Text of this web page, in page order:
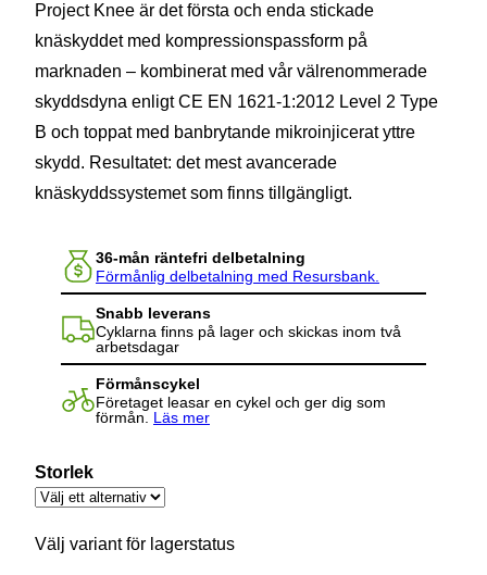
Project Knee är det första och enda stickade
knäskyddet med kompressionspassform på
marknaden – kombinerat med vår välrenommerade
skyddsdyna enligt CE EN 1621-1:2012 Level 2 Type
B och toppat med banbrytande mikroinjicerat yttre
skydd. Resultatet: det mest avancerade
knäskyddssystemet som finns tillgängligt.
36-mån räntefri delbetalning
Förmånlig delbetalning med Resursbank.
Snabb leverans
Cyklarna finns på lager och skickas inom två
arbetsdagar
Förmånscykel
Företaget leasar en cykel och ger dig som
förmån. Läs mer
Storlek
Välj variant för lagerstatus